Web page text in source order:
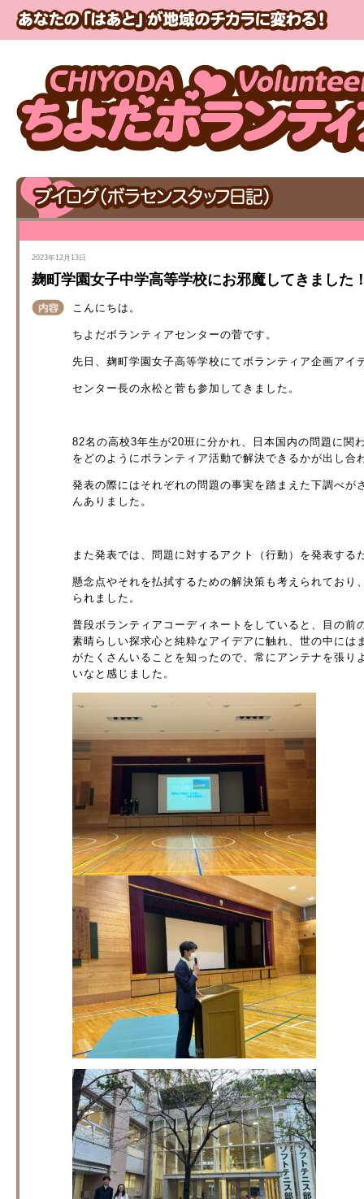
2023年12月13日
麹町学園女子中学高等学校にお邪魔してきました
こんにちは。
ちよだボランティアセンターの菅です。
先日、麹町学園女子高等学校にてボランティア企画アイ
センター長の永松と菅も参加してきました。
82名の高校3年生が20班に分かれ、日本国内の問題に関
をどのようにボランティア活動で解決できるかが出し合
発表の際にはそれぞれの問題の事実を踏まえた下調べ
んありました。
また発表では、問題に対するアクト（行動）を発表する
懸念点やそれを払拭するための解決策も考えられてお
られました。
普段ボランティアコーディネートをしていると、目の
素晴らしい探求心と純粋なアイデアに触れ、世の中に
がたくさんいることを知ったので、常にアンテナを張
いなと感じました。